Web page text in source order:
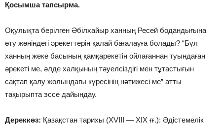
Қосымша тапсырма.
Оқулықта берілген Әбілхайыр ханның Ресей бодандығына
өту жөніндегі әрекеттерін қалай бағалауға болады? “Бұл
ханның жеке басының қамқарекетін ойлағаннан туындаған
әрекеті ме, әлде халқының тәуелсіздігі мен тұтастығын
сақтап қалу жолындағы күресінің нәтижесі ме” атты
тақырыпта эссе дайындау.
Дереккөз: Қазақстан тарихы (XVIII — XIX ғғ.): Әдістемелік